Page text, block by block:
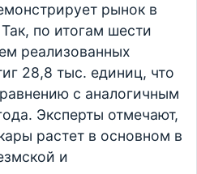
рынок в
по итогам шести
реализованных
28,8 тыс. единиц, что
с аналогичным
Эксперты отмечают,
растет в основном в
и